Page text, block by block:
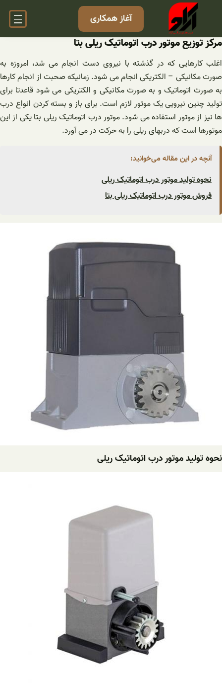
آغاز همکاری
مرکز توزیع موتور درب اتوماتیک ریلی بتا
اغلب کارهایی که در گذشته با نیروی دست انجام می شد، امروزه به
صورت مکانیکی – الکتریکی انجام می شود. زمانیکه صحبت از انجام کارها
به صورت اتوماتیک و به صورت مکانیکی و الکتریکی می شود قاعدتا برای
تولید چنین نیرویی یک موتور لازم است. برای باز و بسته کردن انواع درب
ها نیز از موتور استفاده می شود. موتور درب اتوماتیک ریلی بتا یکی از این
موتورها است که دربهای ریلی را به حرکت در می آورد.
آنچه در این مقاله می‌خوانید:
نحوه تولید موتور درب اتوماتیک ریلی
فروش موتور درب اتوماتیک ریلی بتا
نحوه تولید موتور درب اتوماتیک ریلی